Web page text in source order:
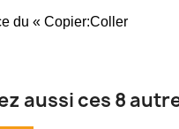
du « Copier:Coller
aussi ces 8